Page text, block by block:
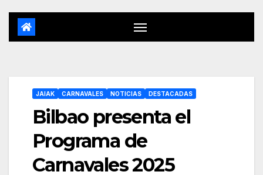
JAIAK CARNAVALES NOTICIAS DESTACADAS
Bilbao presenta el
Programa de
Carnavales 2025